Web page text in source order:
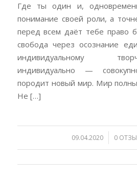
Где ты один и,
понимание своей роли, а
перед всем даёт тебе право
свобода через осознание
индивидуальному
индивидуально —
породит новый мир. Мир
Не […]
09.04.2020
/ 0/